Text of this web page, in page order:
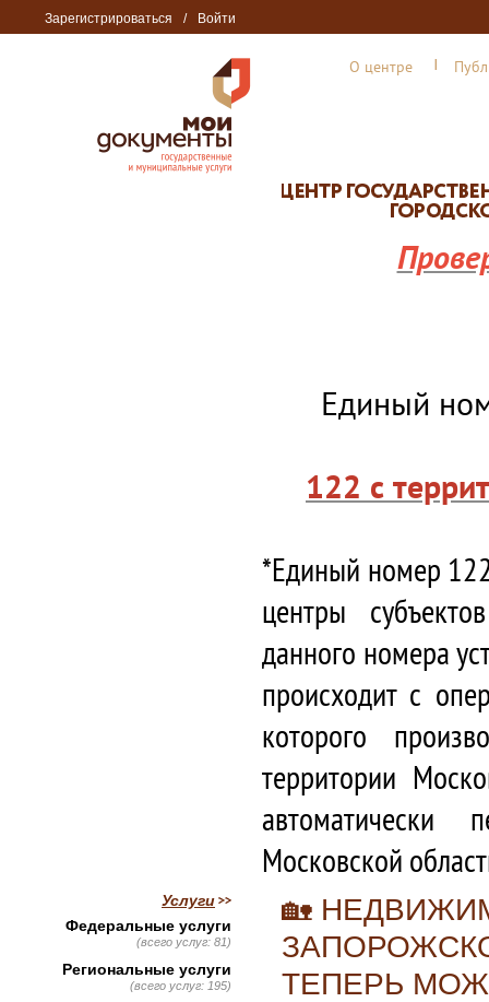
Зарегистрироваться / Войти
О центре
Единый
122 с
*Единый номер
центры
данного номера
происходит с
которого
территории
автоматически
Московской
🏡
ТЕПЕРЬ
Услуги
Федеральные услуги
(всего услуг: 81)
Региональные услуги
(всего услуг: 195)